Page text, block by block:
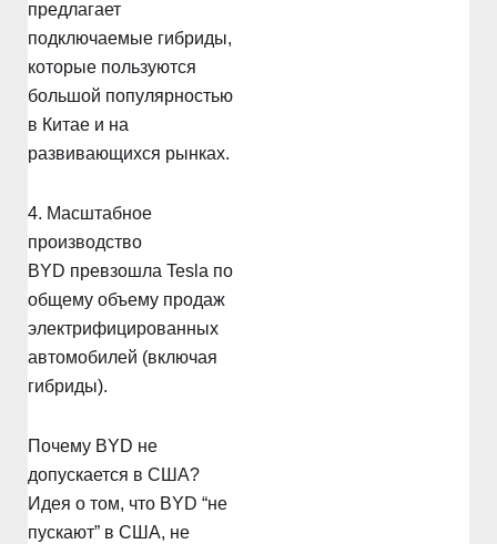
предлагает
подключаемые гибриды,
которые пользуются
большой популярностью
в Китае и на
развивающихся рынках.
4. Масштабное
производство
BYD превзошла Tesla по
общему объему продаж
электрифицированных
автомобилей (включая
гибриды).
Почему BYD не
допускается в США?
Идея о том, что BYD “не
пускают” в США, не